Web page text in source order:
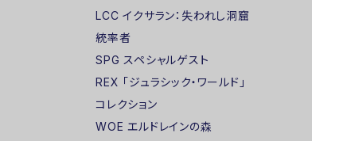
LCC イクサラン：失われし洞窟
統率者
SPG スペシャルゲスト
REX 「ジュラシック・ワールド」
コレクション
WOE エルドレインの森